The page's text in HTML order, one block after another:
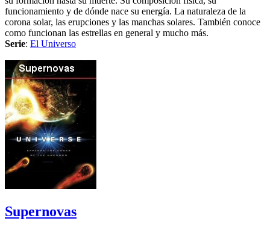
funcionamiento y de dónde nace su energía. La naturaleza de la
corona solar, las erupciones y las manchas solares. También conoce
como funcionan las estrellas en general y mucho más.
Serie: El Universo
Supernovas